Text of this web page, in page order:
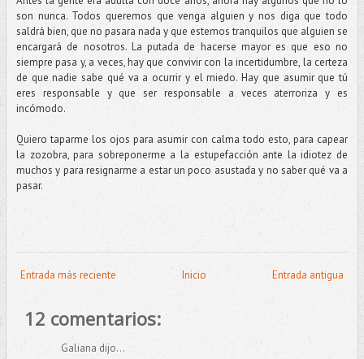
son nunca. Todos queremos que venga alguien y nos diga que todo
saldrá bien, que no pasara nada y que estemos tranquilos que alguien se
encargará de nosotros. La putada de hacerse mayor es que eso no
siempre pasa y, a veces, hay que convivir con la incertidumbre, la certeza
de que nadie sabe qué va a ocurrir y el miedo. Hay que asumir que tú
eres responsable y que ser responsable a veces aterroriza y es
incómodo.
Quiero taparme los ojos para asumir con calma todo esto, para capear
la zozobra, para sobreponerme a la estupefacción ante la idiotez de
muchos y para resignarme a estar un poco asustada y no saber qué va a
pasar.
Entrada más reciente Entrada antigua
Inicio
12 comentarios:
Galiana dijo...